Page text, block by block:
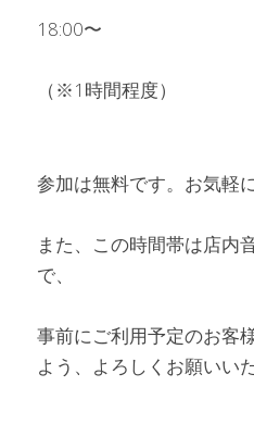
18:00〜
（※1時間程度）
参加は無料です。お気軽
また、この時間帯は店内
で、
事前にご利用予定のお客
よう、よろしくお願いい